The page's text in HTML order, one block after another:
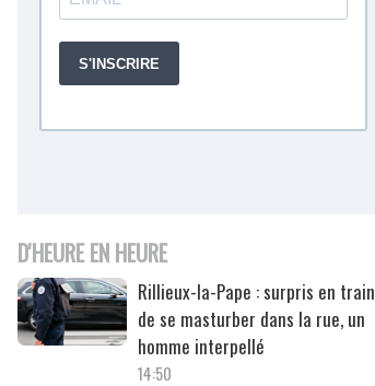
D'HEURE EN HEURE
Rillieux-la-Pape : surpris en train
de se masturber dans la rue, un
homme interpellé
14:50